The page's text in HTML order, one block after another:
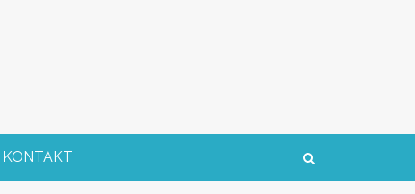
KONTAKT